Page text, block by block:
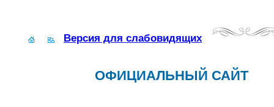
Версия для слабовидящих
ОФИЦИАЛЬНЫЙ САЙТ